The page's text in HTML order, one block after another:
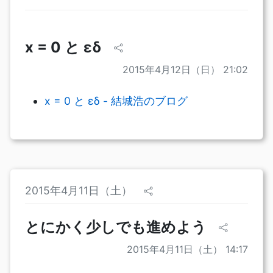
x = 0 と εδ
2015年4月12日（日） 21:02
x = 0 と εδ - 結城浩のブログ
2015年4月11日（土）
とにかく少しでも進めよう
2015年4月11日（土） 14:17